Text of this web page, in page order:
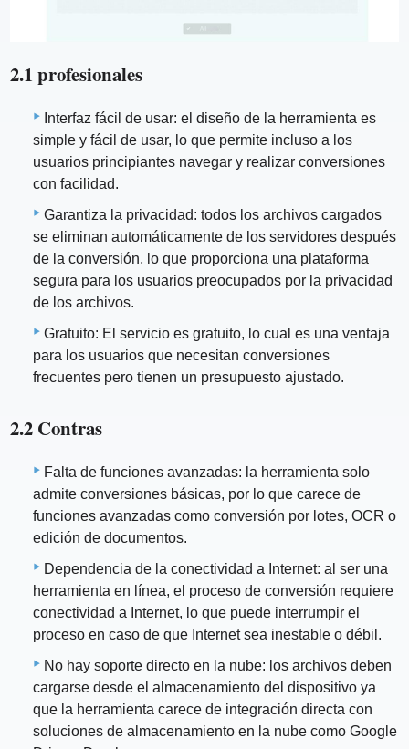
2.1 profesionales
Interfaz fácil de usar: el diseño de la herramienta es
simple y fácil de usar, lo que permite incluso a los
usuarios principiantes navegar y realizar conversiones
con facilidad.
Garantiza la privacidad: todos los archivos cargados
se eliminan automáticamente de los servidores después
de la conversión, lo que proporciona una plataforma
segura para los usuarios preocupados por la privacidad
de los archivos.
Gratuito: El servicio es gratuito, lo cual es una ventaja
para los usuarios que necesitan conversiones
frecuentes pero tienen un presupuesto ajustado.
2.2 Contras
Falta de funciones avanzadas: la herramienta solo
admite conversiones básicas, por lo que carece de
funciones avanzadas como conversión por lotes, OCR o
edición de documentos.
Dependencia de la conectividad a Internet: al ser una
herramienta en línea, el proceso de conversión requiere
conectividad a Internet, lo que puede interrumpir el
proceso en caso de que Internet sea inestable o débil.
No hay soporte directo en la nube: los archivos deben
cargarse desde el almacenamiento del dispositivo ya
que la herramienta carece de integración directa con
soluciones de almacenamiento en la nube como Google